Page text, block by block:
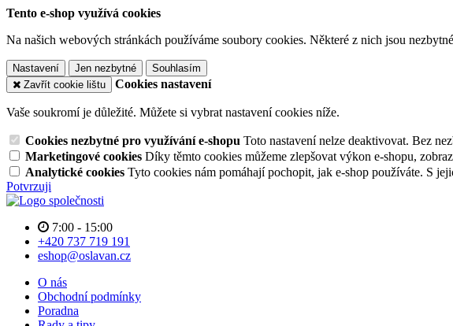
Tento e-shop využívá cookies
Na našich webových stránkách používáme soubory cookies. Některé z nich jsou
Nastavení Jen nezbytné
Souhlasím
Zavřít cookie lištu
Cookies nastavení
Vaše soukromí je důležité. Můžete si vybrat nastavení cookies níže.
Cookies nezbytné pro využívání e-shopu Toto nastavení nelze deaktivovat. Bez
Marketingové cookies Díky těmto cookies můžeme zlepšovat výkon e-shopu,
Analytické cookies Tyto cookies nám pomáhají pochopit, jak e-shop používáte. S
Potvrzuji
7:00 - 15:00
+420 737 719 191
eshop@oslavan.cz
O nás
Obchodní podmínky
Poradna